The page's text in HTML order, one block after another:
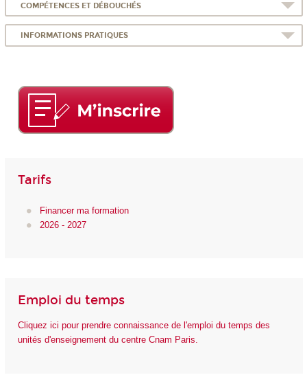
COMPÉTENCES ET DÉBOUCHÉS
INFORMATIONS PRATIQUES
Tarifs
Financer ma formation
2026 - 2027
Emploi du temps
Cliquez ici pour prendre connaissance de l'emploi du temps des
unités d'enseignement du centre Cnam Paris.